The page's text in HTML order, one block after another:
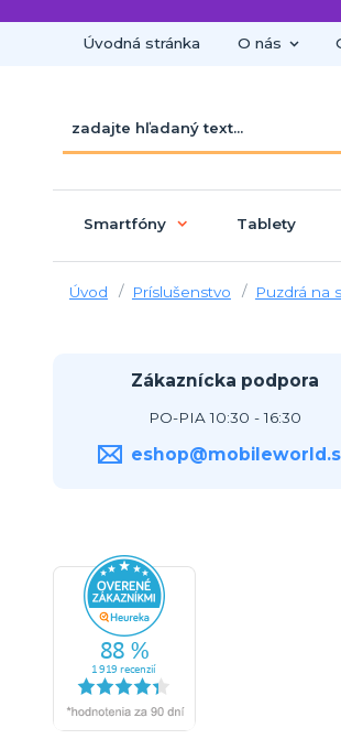
Úvodná stránka O nás
Smartfóny Tablety
Úvod Príslušenstvo Puzdrá na
Zákaznícka podpora
PO-PIA 10:30 - 16:30